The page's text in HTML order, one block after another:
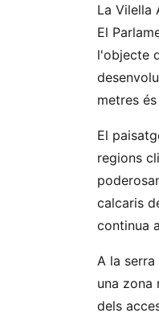
La Vilella
El
l'objecte
metres
El
regions
calcaris
continua
A la
una zona
dels